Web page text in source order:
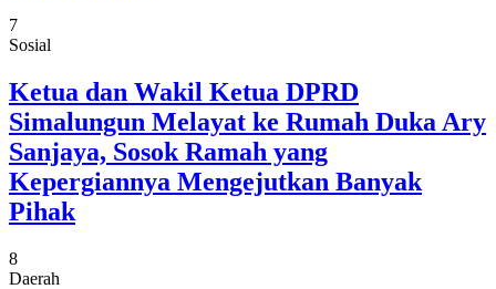
7
Sosial
Ketua dan Wakil Ketua DPRD
Simalungun Melayat ke Rumah Duka Ary
Sanjaya, Sosok Ramah yang
Kepergiannya Mengejutkan Banyak
Pihak
8
Daerah